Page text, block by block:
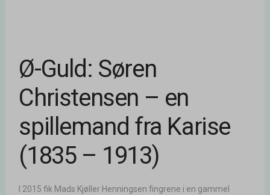
Ø-Guld: Søren
Christensen – en
spillemand fra Karise
(1835 – 1913)
I 2015 fik Mads Kjøller Henningsen fingrene i en gammel